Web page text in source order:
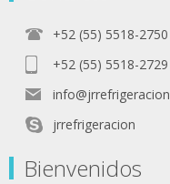
+52 (55) 5518-2750
+52 (55) 5518-2729
jrrefrigeracion
Bienvenidos